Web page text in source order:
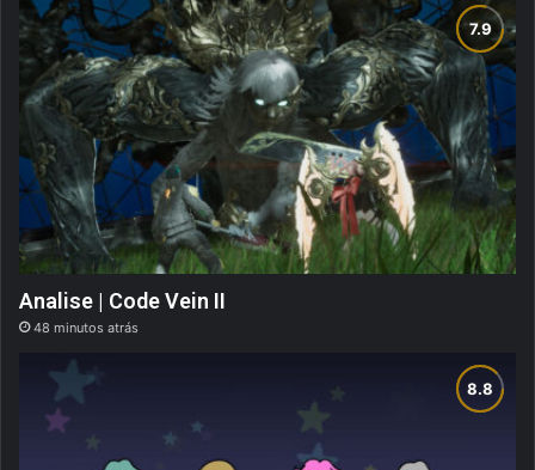
Analise | Code Vein II
48 minutos atrás